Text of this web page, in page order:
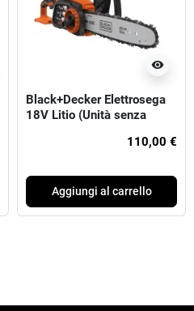
visibility
Black+Decker Elettrosega
18V Litio (Unità senza
110,00 €
Aggiungi al carrello